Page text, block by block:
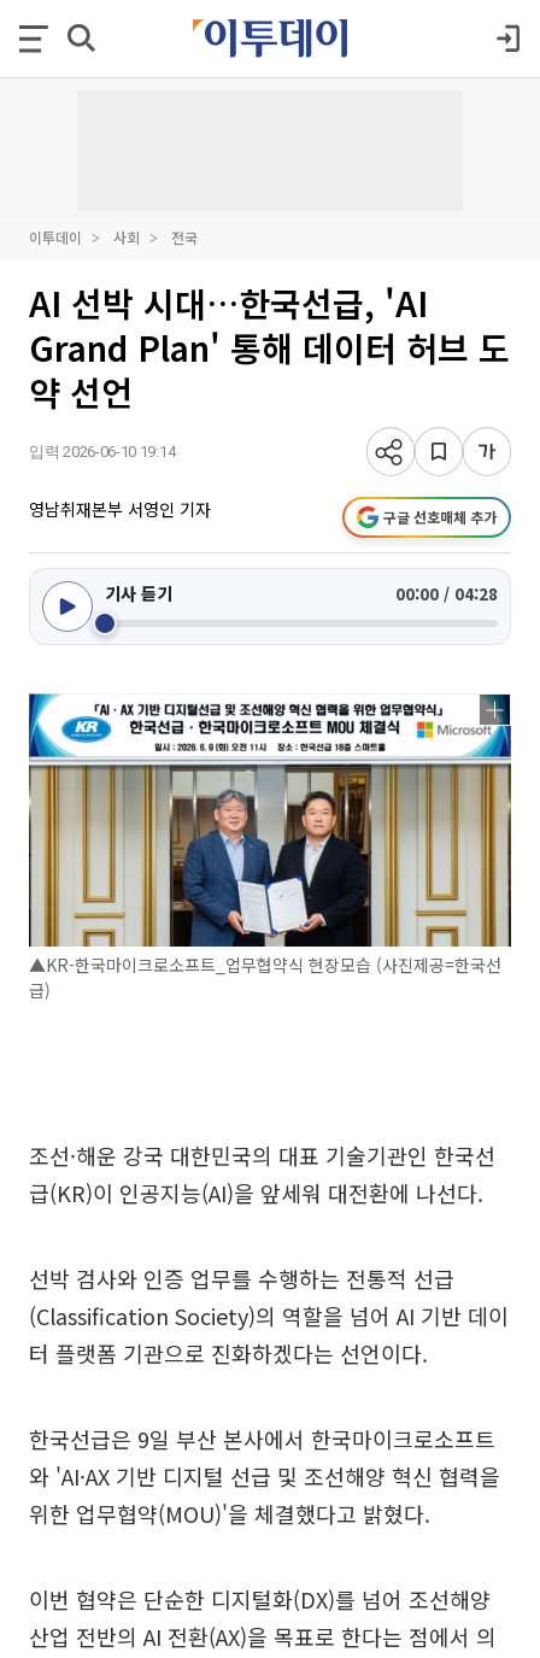
이투데이 사회 전국
AI 선박 시대…한국선급, 'AI
Grand Plan' 통해 데이터 허브 도
약 선언
입력 2026-06-10 19:14
영남취재본부 서영인 기자 구글 선호매체 추가
기사 듣기 00:00 / 04:28
▲KR-한국마이크로소프트_업무협약식 현장모습 (사진제공=한국선
급)
조선·해운 강국 대한민국의 대표 기술기관인 한국선
급(KR)이 인공지능(AI)을 앞세워 대전환에 나선다.
선박 검사와 인증 업무를 수행하는 전통적 선급
(Classification Society)의 역할을 넘어 AI 기반 데이
터 플랫폼 기관으로 진화하겠다는 선언이다.
한국선급은 9일 부산 본사에서 한국마이크로소프트
와 'AI·AX 기반 디지털 선급 및 조선해양 혁신 협력을
위한 업무협약(MOU)'을 체결했다고 밝혔다.
이번 협약은 단순한 디지털화(DX)를 넘어 조선해양
산업 전반의 AI 전환(AX)을 목표로 한다는 점에서 의